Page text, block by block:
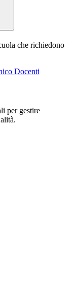
che richiedono
Docenti
per gestire